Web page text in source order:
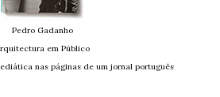
Pedro Gadanho
em Público
nas páginas de um jornal português